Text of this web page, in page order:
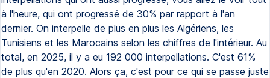
à l'heure, qui ont progressé de 30% par rapport à l'an
dernier. On interpelle de plus en plus les Algériens, les
Tunisiens et les Marocains selon les chiffres de l'intérieur. Au
total, en 2025, il y a eu 192 000 interpellations. C'est 61%
de plus qu'en 2020. Alors ça, c'est pour ce qui se passe juste